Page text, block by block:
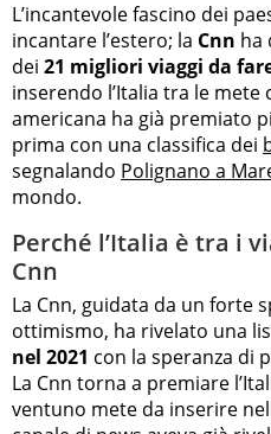
L’incantevole fascino dei
incantare l’estero; la Cnn ha
dei 21 migliori viaggi da
inserendo l’Italia tra le mete
americana ha già premiato
prima con una classifica dei
segnalando Polignano a
mondo.
Perché l’Italia è tra i
Cnn
La Cnn, guidata da un forte
ottimismo, ha rivelato una
nel 2021 con la speranza di
La Cnn torna a premiare
ventuno mete da inserire